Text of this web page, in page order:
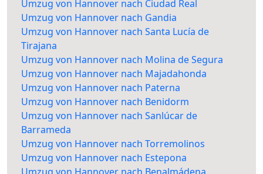
Umzug von Hannover nach Ciudad Real
Umzug von Hannover nach Gandia
Umzug von Hannover nach Santa Lucía de
Tirajana
Umzug von Hannover nach Molina de Segura
Umzug von Hannover nach Majadahonda
Umzug von Hannover nach Paterna
Umzug von Hannover nach Benidorm
Umzug von Hannover nach Sanlúcar de
Barrameda
Umzug von Hannover nach Torremolinos
Umzug von Hannover nach Estepona